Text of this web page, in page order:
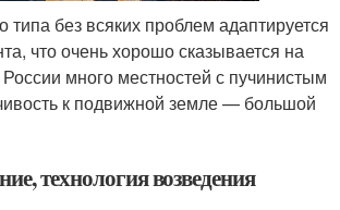
типа без всяких проблем адаптируется
что очень хорошо сказывается на
много местностей с пучинистым
к подвижной земле — большой
технология возведения